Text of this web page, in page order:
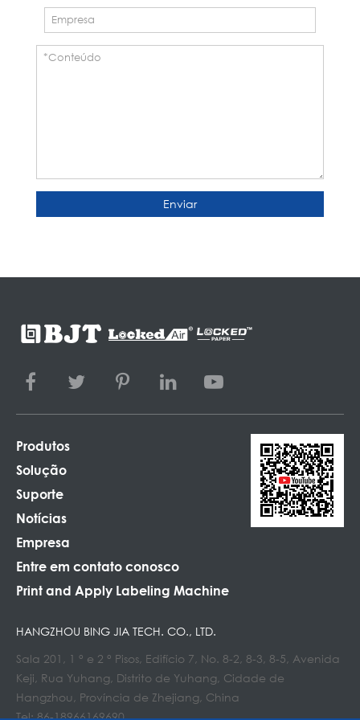
Enviar
Produtos
Solução
Suporte
Notícias
Empresa
Entre em contato conosco
Print and Apply Labeling Machine
HANGZHOU BING JIA TECH. CO., LTD.
Sala 201, 1 ° e 2 ° Pisos, Edifício 7, No. 8-2, 8-3, 8-5, Avenida
Keji, Rua Yuhang, Distrito de Yuhang, Cidade de
Hangzhou, Província de Zhejiang, China
Tel: 86-18966169690